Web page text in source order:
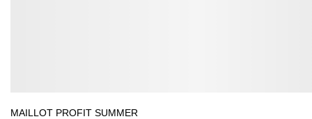
MAILLOT PROFIT SUMMER